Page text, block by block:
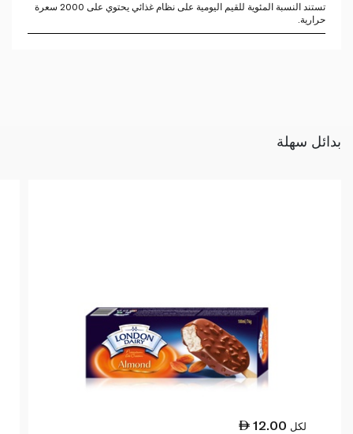
تستند النسبة المئوية للقيم اليومية على نظام غذائي يحتوي على 2000 سعرة
حرارية.
بدائل سهلة
12.00 لكل